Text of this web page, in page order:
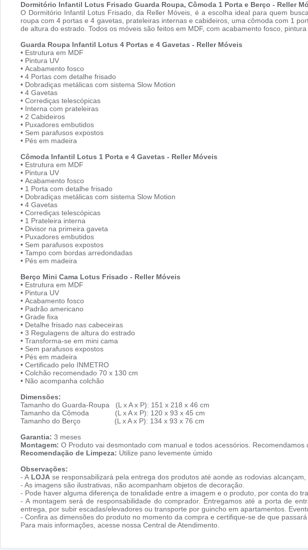
Dormitório Infantil Lotus Frisado Guarda Roupa, Cômoda 1 Porta e Berço - Reller
O Dormitório Infantil Lotus Frisado, da Reller Móveis, é a escolha ideal para quem
roupa com 4 portas e 4 gavetas, prateleiras internas e cabideiros, uma cômoda com 1
de altura do estrado. Todos os móveis são feitos em MDF, com acabamento fosco,
Guarda Roupa Infantil Lotus 4 Portas e 4 Gavetas - Reller Móveis
• Estrutura em MDF
• Pintura UV
• Acabamento fosco
• 4 Portas com detalhe frisado
• Dobradiças metálicas com sistema Slow Motion
• 4 Gavetas
• Corrediças telescópicas
• Interna com prateleiras
• 2 Cabideiros
• Puxadores embutidos
• Sem parafusos expostos
• Pés em madeira
Cômoda Infantil Lotus 1 Porta e 4 Gavetas - Reller Móveis
• Estrutura em MDF
• Pintura UV
• Acabamento fosco
• 1 Porta com detalhe frisado
• Dobradiças metálicas com sistema Slow Motion
• 4 Gavetas
• Corrediças telescópicas
• 1 Prateleira interna
• Divisor na primeira gaveta
• Puxadores embutidos
• Sem parafusos expostos
• Tampo com bordas arredondadas
• Pés em madeira
Berço Mini Cama Lotus Frisado - Reller Móveis
• Estrutura em MDF
• Pintura UV
• Acabamento fosco
• Padrão americano
• Grade fixa
• Detalhe frisado nas cabeceiras
• 3 Regulagens de altura do estrado
• Transforma-se em mini cama
• Sem parafusos expostos
• Pés em madeira
• Certificado pelo INMETRO
• Colchão recomendado 70 x 130 cm
• Não acompanha colchão
Dimensões:
Tamanho do Guarda-Roupa (L x A x P): 151 x 218 x 46 cm
Tamanho da Cômoda (L x A x P): 120 x 93 x 45 cm
Tamanho do Berço (L x A x P): 134 x 93 x 76 cm
Garantia: 3 meses
Montagem: O Produto vai desmontado com manual e todos acessórios.
Recomendação de Limpeza: Utilize pano levemente úmido
Observações:
- A LOJA se responsabilizará pela entrega dos produtos até aonde as rodovias
- As imagens são ilustrativas, não acompanham objetos de decoração.
- Pode haver alguma diferença de tonalidade entre a imagem e o produto, por conta do
- A montagem será de responsabilidade do comprador. Entregamos até a porta de
entrega, por subir escadas/elevadores ou transporte por guincho em apartamentos.
- Confira as dimensões do produto no momento da compra e certifique-se de que
Para mais informações, acesse nossa Central de Atendimento.